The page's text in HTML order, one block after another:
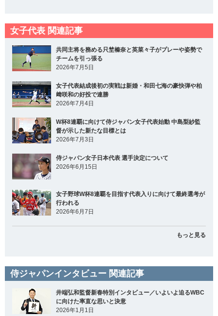
女子代表 関連記事
共同主将を務める只埜榛奈と英菜々子がプレーや姿勢で
チームを引っ張る
2026年7月5日
女子代表結成後初の実戦は新婚・和田七海の豪快弾や柏
﨑咲和の好投で連勝
2026年7月4日
W杯8連覇に向けて侍ジャパン女子代表始動 中島梨紗監
督が示した新たな目標とは
2026年7月3日
侍ジャパン女子日本代表 選手決定について
2026年6月15日
女子野球W杯8連覇を目指す代表入りに向けて最終選考が
行われる
2026年6月7日
もっと見る
侍ジャパンインタビュー 関連記事
井端弘和監督新春特別インタビュー／いよいよ迫るWBC
に向けた率直な思いと決意
2026年1月1日